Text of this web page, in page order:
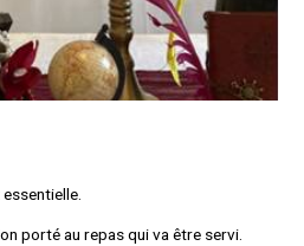
porté au repas qui va être servi.